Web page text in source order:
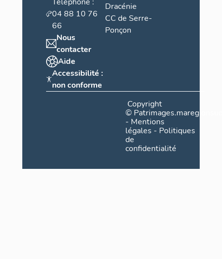
04 88 10 76
66
Nous
contacter
Aide
Accessibilité :
non conforme
Dracénie
CC de Serre-
Ponçon
Copyright
©
- Mentions
légales - Politiques
de
confidentialité